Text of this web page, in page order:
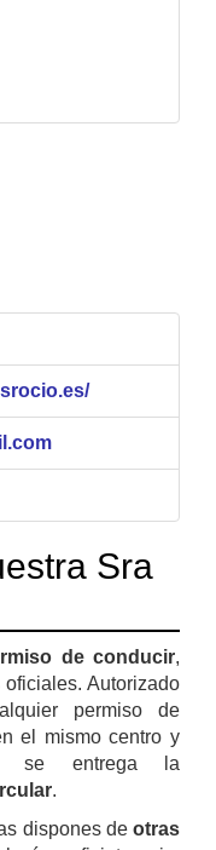
Sra
de conducir,
Autorizado
permiso de
el mismo centro y
se entrega la
.
dispones de otras